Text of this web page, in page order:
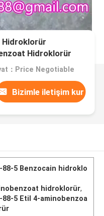
Hidroklorür
Hidroklorür
：Price Negotiable
Bizimle iletişim kur
88-5 Benzocain hidroklo
hidroklorür,
88-5 Etil 4-aminobenzoa